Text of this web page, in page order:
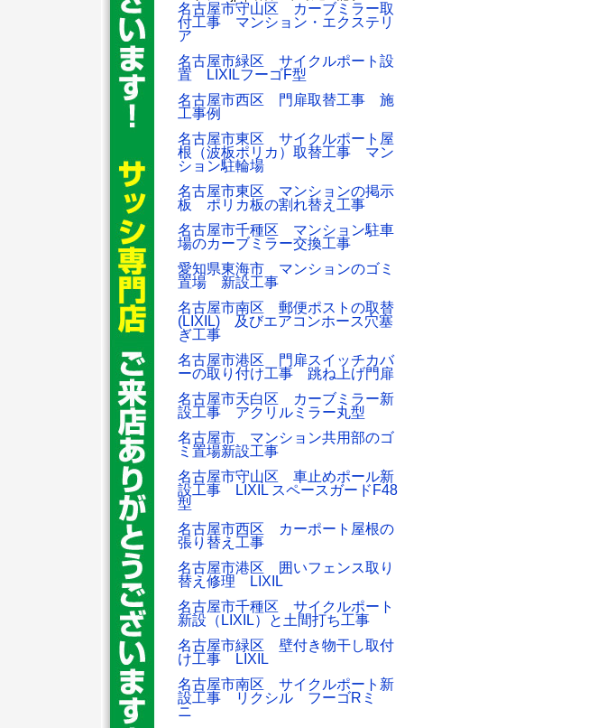
名古屋市守山区 カーブミラー取
付工事 マンション・エクステリ
ア
名古屋市緑区 サイクルポート設
置 LIXILフーゴF型
名古屋市西区 門扉取替工事 施
工事例
名古屋市東区 サイクルポート屋
根（波板ポリカ）取替工事 マン
ション駐輪場
名古屋市東区 マンションの掲示
板 ポリカ板の割れ替え工事
名古屋市千種区 マンション駐車
場のカーブミラー交換工事
愛知県東海市 マンションのゴミ
置場 新設工事
名古屋市南区 郵便ポストの取替
(LIXIL) 及びエアコンホース穴塞
ぎ工事
名古屋市港区 門扉スイッチカバ
ーの取り付け工事 跳ね上げ門扉
名古屋市天白区 カーブミラー新
設工事 アクリルミラー丸型
名古屋市 マンション共用部のゴ
ミ置場新設工事
名古屋市守山区 車止めポール新
設工事 LIXIL スペースガードF48
型
名古屋市西区 カーポート屋根の
張り替え工事
名古屋市港区 囲いフェンス取り
替え修理 LIXIL
名古屋市千種区 サイクルポート
新設（LIXIL）と土間打ち工事
名古屋市緑区 壁付き物干し取付
け工事 LIXIL
名古屋市南区 サイクルポート新
設工事 リクシル フーゴRミ
ニ